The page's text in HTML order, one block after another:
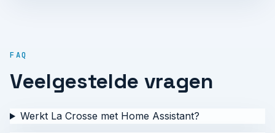
FAQ
Veelgestelde vragen
Werkt La Crosse met Home Assistant?